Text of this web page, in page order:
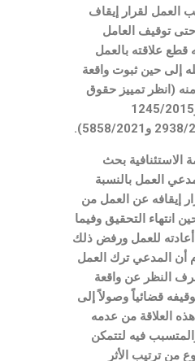
العمل لقرار إيقاف
توقيف العامل
علاقته بالعمل
إلى حين ثبوت واقعة
(انظر تمييز حقوق
أرقام 5135/2021 و1245/2015
الاستئنافية بحث
العمل بالنسبة
إيقافه عن العمل من
انتهاء التحقيق وفيما
للعمل ورفض ذلك
أم أن المدعي ترك العمل
النظر عن واقعة
قضائياً وصولاً إلى
العلاقة من عدمه
فيه لتتمكن
من ترتيب الأثر